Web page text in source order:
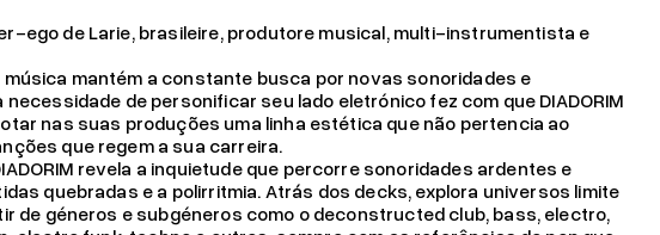
ego de Larie, brasileire, produtore musical, multi-instrumentista e
música mantém a constante busca por novas sonoridades e
necessidade de personificar seu lado eletrónico fez com que DIADORIM
nas suas produções uma linha estética que não pertencia ao
que regem a sua carreira.
revela a inquietude que percorre sonoridades ardentes e
quebradas e a polirritmia. Atrás dos decks, explora universos limite
de géneros e subgéneros como o deconstructed club, bass, electro,